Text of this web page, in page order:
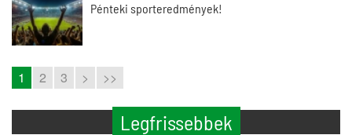
Pénteki sporteredmények!
1 2 3 > >>
Legfrissebbek